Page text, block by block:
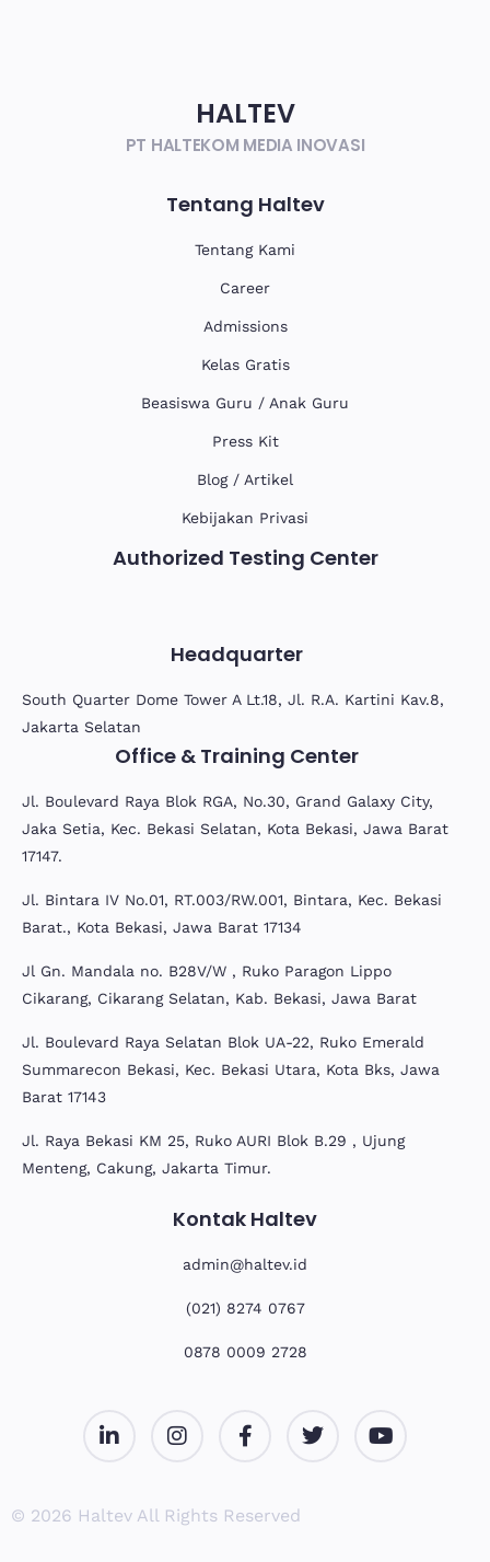
HALTEV​
PT HALTEKOM MEDIA INOVASI
Tentang Haltev
Tentang Kami
Career
Admissions
Kelas Gratis
Beasiswa Guru / Anak Guru
Press Kit
Blog / Artikel
Kebijakan Privasi
Authorized Testing Center
Headquarter
South Quarter Dome Tower A Lt.18, Jl. R.A. Kartini Kav.8,
Jakarta Selatan
Office & Training Center
Jl. Boulevard Raya Blok RGA, No.30, Grand Galaxy City,
Jaka Setia, Kec. Bekasi Selatan, Kota Bekasi, Jawa Barat
17147.
Jl. Bintara IV No.01, RT.003/RW.001, Bintara, Kec. Bekasi
Barat., Kota Bekasi, Jawa Barat 17134
Jl Gn. Mandala no. B28V/W , Ruko Paragon Lippo
Cikarang, Cikarang Selatan, Kab. Bekasi, Jawa Barat
Jl. Boulevard Raya Selatan Blok UA-22, Ruko Emerald
Summarecon Bekasi, Kec. Bekasi Utara, Kota Bks, Jawa
Barat 17143
Jl. Raya Bekasi KM 25, Ruko AURI Blok B.29 , Ujung
Menteng, Cakung, Jakarta Timur.
Kontak Haltev
admin@haltev.id
(021) 8274 0767
0878 0009 2728
© 2026 Haltev All Rights Reserved